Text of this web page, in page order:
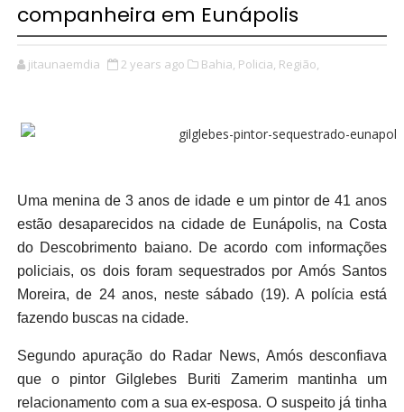
companheira em Eunápolis
jitaunaemdia 2 years ago Bahia, Policia, Região,
Uma menina de 3 anos de idade e um pintor de 41 anos
estão desaparecidos na cidade de Eunápolis, na Costa
do Descobrimento baiano. De acordo com informações
policiais, os dois foram sequestrados por Amós Santos
Moreira, de 24 anos, neste sábado (19). A polícia está
fazendo buscas na cidade.
Segundo apuração do Radar News, Amós desconfiava
que o pintor Gilglebes Buriti Zamerim mantinha um
relacionamento com a sua ex-esposa. O suspeito já tinha